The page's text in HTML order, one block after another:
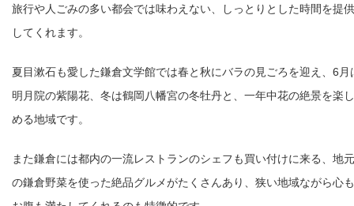
旅行や人ごみの多い都会では味わえない、しっとりとした時間を提供
してくれます。
夏目漱石も愛した鎌倉文学館では春と秋にバラの見ごろを迎え、6月
明月院の紫陽花、冬は鶴岡八幡宮の冬牡丹と、一年中花の絶景を楽し
める地域です。
また鎌倉には都内の一流レストランのシェフも買い付けに来る、地元
の鎌倉野菜を使った絶品グルメがたくさんあり、狭い地域ながら心も